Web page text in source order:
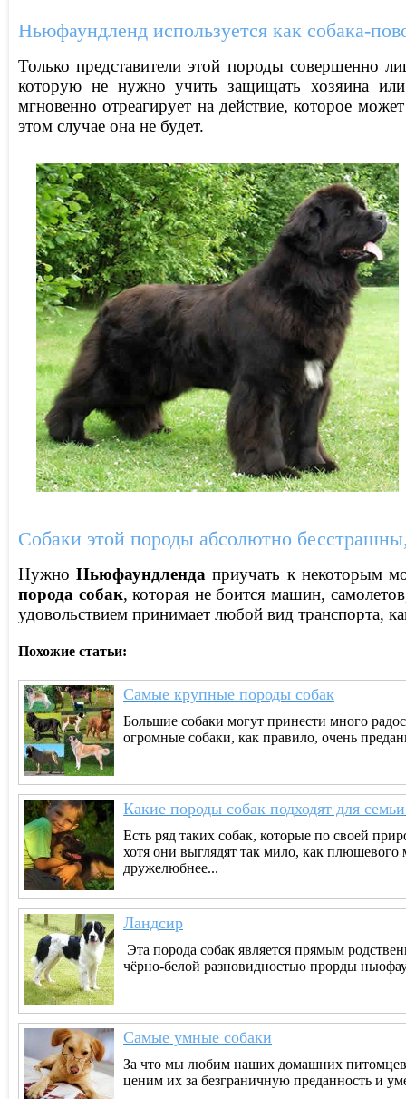
Ньюфаундленд используется как собака-
Только представители этой породы совершенно
которую не нужно учить защищать хозяина
мгновенно отреагирует на действие, которое
этом случае она не будет.
Собаки этой породы абсолютно
НужноНьюфаундленда приучать к некоторым
порода собак, которая не боится машин,
удовольствием принимает любой вид транспорта,
Похожие статьи:
Самые крупные породы собак
Большие собаки могут принести много
огромные собаки, как правило, очень
Какие породы собак подходят для
Есть ряд таких собак, которые по своей
хотя они выглядят так мило, как
дружелюбнее...
Ландсир
Эта порода собак является прямым
чёрно-белой разновидностью прорды
Самые умные собаки
За что мы любим наших домашних
ценим их за безграничную преданность и